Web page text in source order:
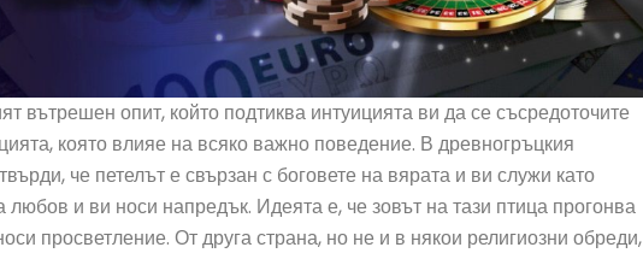
вътрешен опит, който подтиква интуицията ви да се съсредоточите
която влияе на всяко важно поведение. В древногръцкия
че петелът е свързан с боговете на вярата и ви служи като
любов и ви носи напредък. Идеята е, че зовът на тази птица прогонва
просветление. От друга страна, но не и в някои религиозни обреди,